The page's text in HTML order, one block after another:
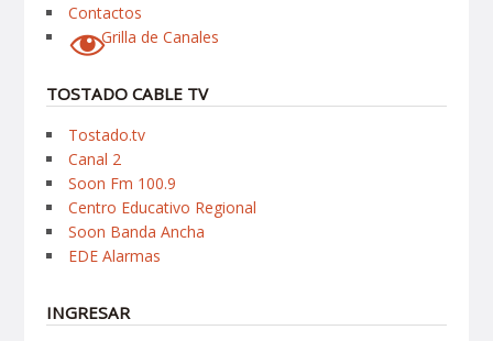
Contactos
Grilla de Canales
TOSTADO CABLE TV
Tostado.tv
Canal 2
Soon Fm 100.9
Centro Educativo Regional
Soon Banda Ancha
EDE Alarmas
INGRESAR